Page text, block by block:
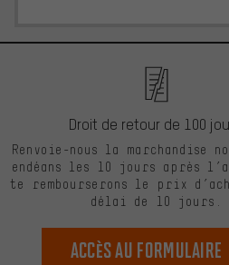
Droit de retour de 100
Renvoie-nous la marchandise
endéans les 10 jours après
te rembourserons le prix
délai de 10 jours.
Accès au formulaire